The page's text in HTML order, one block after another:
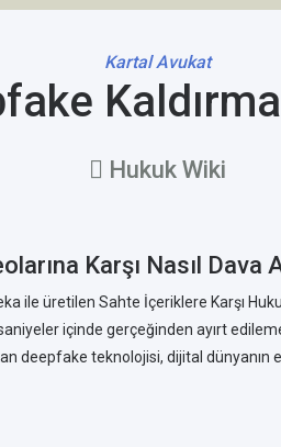
Kartal Avukat
Hukuk Wiki
Karşı Nasıl Dava
ile üretilen Sahte İçeriklere Karşı
içinde gerçeğinden ayırt
deepfake teknolojisi, dijital dünyanın